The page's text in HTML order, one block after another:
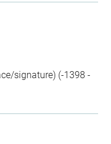
signature) (-1398 -